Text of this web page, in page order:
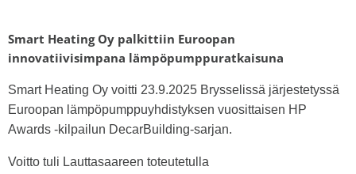
Smart Heating Oy palkittiin Euroopan
innovatiivisimpana lämpöpumppuratkaisuna
Smart Heating Oy voitti 23.9.2025 Brysselissä järjestetyssä
Euroopan lämpöpumppuyhdistyksen vuosittaisen HP
Awards -kilpailun DecarBuilding-sarjan.
Voitto tuli Lauttasaareen toteutetulla